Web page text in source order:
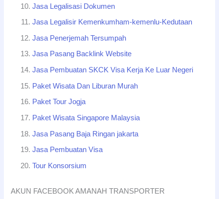
Jasa Legalisasi Dokumen
Jasa Legalisir Kemenkumham-kemenlu-Kedutaan
Jasa Penerjemah Tersumpah
Jasa Pasang Backlink Website
Jasa Pembuatan SKCK Visa Kerja Ke Luar Negeri
Paket Wisata Dan Liburan Murah
Paket Tour Jogja
Paket Wisata Singapore Malaysia
Jasa Pasang Baja Ringan jakarta
Jasa Pembuatan Visa
Tour Konsorsium
AKUN FACEBOOK AMANAH TRANSPORTER